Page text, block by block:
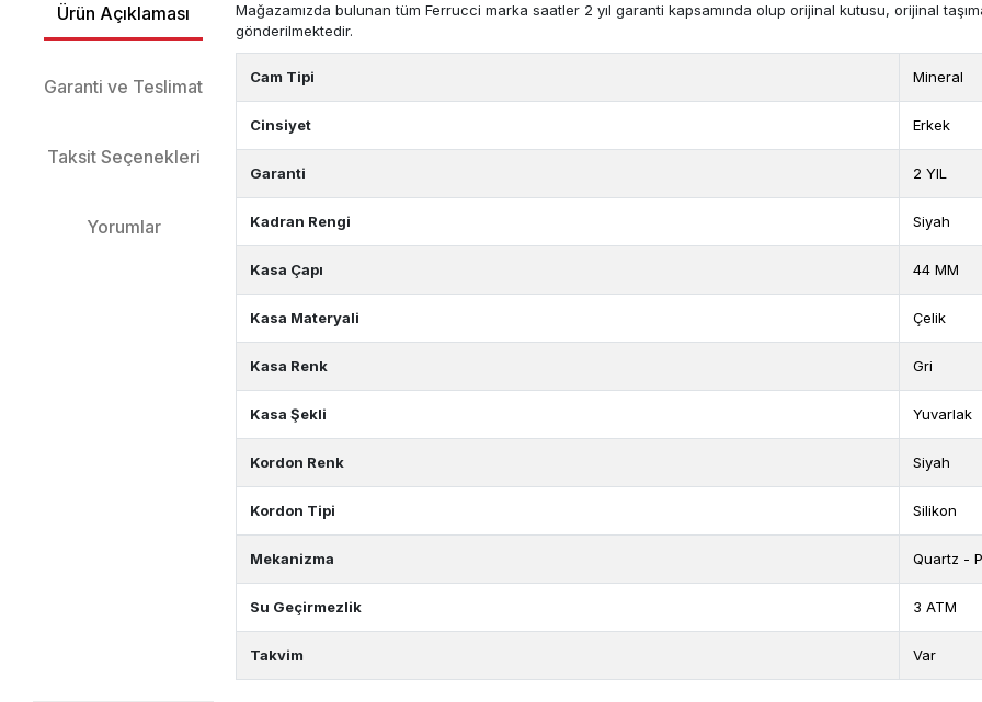
Ürün Açıklaması
Garanti ve Teslimat
Taksit Seçenekleri
Yorumlar
Mağazamızda bulunan tüm Ferrucci marka saatler 2 yıl garanti kapsamında olup orijinal kutusu, orijinal
gönderilmektedir.
Cam Tipi Mineral
Cinsiyet Erkek
Garanti 2 YIL
Kadran Rengi Siyah
Kasa Çapı 44 MM
Kasa Materyali Çelik
Kasa Renk Gri
Kasa Şekli Yuvarlak
Kordon Renk Siyah
Kordon Tipi Silikon
Mekanizma Quartz -
Su Geçirmezlik 3 ATM
Takvim Var